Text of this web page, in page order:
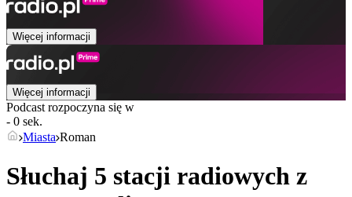
Więcej informacji
Więcej informacji
Podcast rozpoczyna się w
- 0 sek.
Miasta Roman
Słuchaj 5 stacji radiowych z